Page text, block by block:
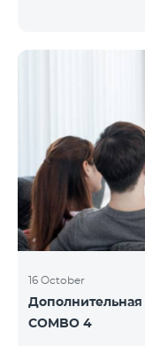
16 October
Дополнительная
COMBO 4